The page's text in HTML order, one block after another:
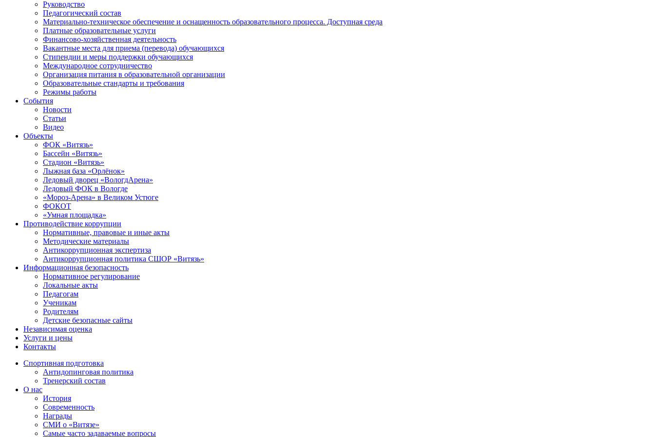
Руководство
Педагогический состав
Материально-техническое обеспечение и оснащенность образовательного процесса. Доступная среда
Платные образовательные услуги
Финансово-хозяйственная деятельность
Вакантные места для приема (перевода) обучающихся
Стипендии и меры поддержки обучающихся
Международное сотрудничество
Организация питания в образовательной организации
Образовательные стандарты и требования
Режимы работы
События
Новости
Статьи
Видео
Объекты
ФОК «Витязь»
Бассейн «Витязь»
Стадион «Витязь»
Лыжная база «Орлёнок»
Ледовый дворец «ВологдАрена»
Ледовый ФОК в Вологде
«Мороз-Арена» в Великом Устюге
ФОКОТ
«Умная площадка»
Противодействие коррупции
Нормативные, правовые и иные акты
Методические материалы
Антикоррупционная экспертиза
Антикоррупционная политика СШОР «Витязь»
Информационная безопасность
Нормативное регулирование
Локальные акты
Педагогам
Ученикам
Родителям
Детские безопасные сайты
Независимая оценка
Услуги и цены
Контакты
Спортивная подготовка
Антидопинговая политика
Тренерский состав
О нас
История
Современность
Награды
СМИ о «Витязе»
Самые часто задаваемые вопросы